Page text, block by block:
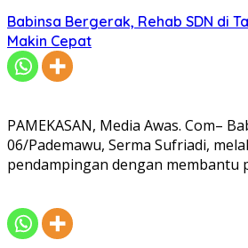
Babinsa Bergerak, Rehab SDN di
Makin Cepat
PAMEKASAN, Media Awas. Com–
06/Pademawu, Serma Sufriadi,
pendampingan dengan membantu